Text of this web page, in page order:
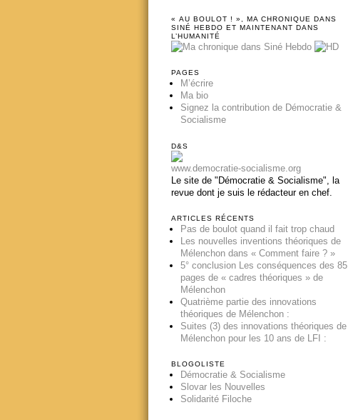
« AU BOULOT ! », MA CHRONIQUE DANS
SINÉ HEBDO ET MAINTENANT DANS
L’HUMANITÉ
PAGES
M’écrire
Ma bio
Signez la contribution de Démocratie &
Socialisme
D&S
www.democratie-socialisme.org
Le site de "Démocratie & Socialisme", la
revue dont je suis le rédacteur en chef.
ARTICLES RÉCENTS
Pas de boulot quand il fait trop chaud
Les nouvelles inventions théoriques de
Mélenchon dans « Comment faire ? »
5° conclusion Les conséquences des 85
pages de « cadres théoriques » de
Mélenchon
Quatrième partie des innovations
théoriques de Mélenchon :
Suites (3) des innovations théoriques de
Mélenchon pour les 10 ans de LFI :
BLOGOLISTE
Démocratie & Socialisme
Slovar les Nouvelles
Solidarité Filoche